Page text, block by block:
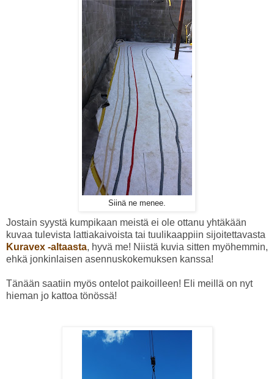
Siinä ne menee.
Jostain syystä kumpikaan meistä ei ole ottanu yhtäkään
kuvaa tulevista lattiakaivoista tai tuulikaappiin sijoitettavasta
Kuravex -altaasta, hyvä me! Niistä kuvia sitten myöhemmin,
ehkä jonkinlaisen asennuskokemuksen kanssa!
Tänään saatiin myös ontelot paikoilleen! Eli meillä on nyt
hieman jo kattoa tönössä!